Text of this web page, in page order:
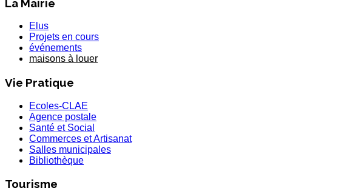
La Mairie
Elus
Projets en cours
événements
maisons à louer
Vie Pratique
Ecoles-CLAE
Agence postale
Santé et Social
Commerces et Artisanat
Salles municipales
Bibliothèque
Tourisme